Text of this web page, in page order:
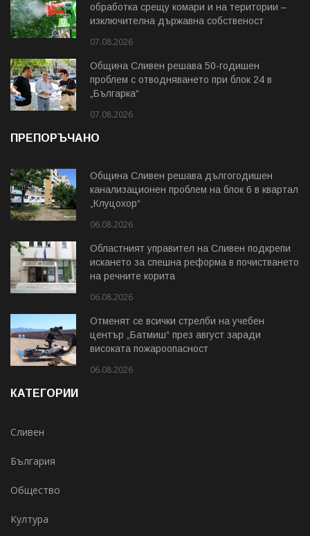
обработка срещу комари и на територии –
изключителна държавна собственост
07.08.2026
Община Сливен решава 50-годишен
проблем с отводняването при блок 24 в
„Българка“
07.08.2026
ПРЕПОРЪЧАНО
Община Сливен решава дългогодишен
канализационен проблем на блок 6 в квартал
„Клуцохор“
06.08.2026
Областният управител на Сливен подкрепи
искането за спешна реформа в почистването
на речните корита
06.08.2026
Отменят се всички стрелби на учебен
център „Батмиш“ през август заради
високата пожароопасност
06.08.2026
КАТЕГОРИИ
Сливен
България
Общество
Култура